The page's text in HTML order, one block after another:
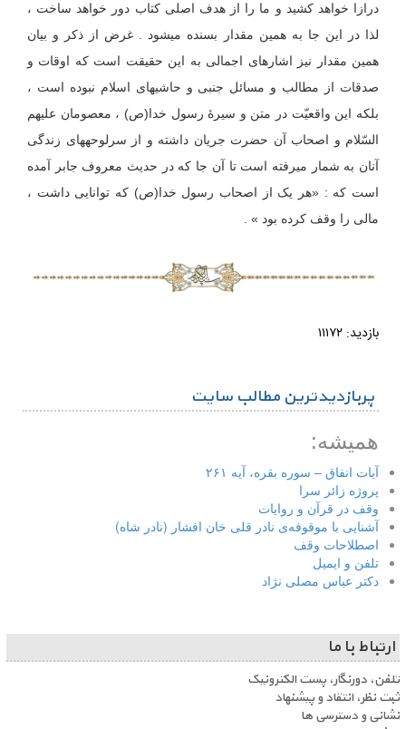
درازا خواهد کشید و ما را از هدف اصلی کتاب دور خواهد ساخت ،
لذا در این جا به همین مقدار بسنده می‏شود . غرض از ذکر و بیان
همین مقدار نیز اشاره‏ای اجمالی به این حقیقت است که اوقات و
صدقات از مطالب و مسائل جنبی و حاشیه‏ای اسلام نبوده است ،
بلکه این واقعیّت در متن و سیرۀ رسول خدا(ص) ، معصومان علیهم
السّلام و اصحاب آن حضرت جریان داشته و از سرلوحه‏های زندگی
آنان به شمار می‏رفته است تا آن جا که در حدیث معروف جابر آمده
است که : «هر یک از اصحاب رسول خدا(ص) که توانایی داشت ،
مالی را وقف کرده بود » .
بازدید: ۱۱۱۷۲
پربازدیدترین مطالب سایت
همیشه:
آیات انفاق – سوره بقره، آیه ۲۶۱
پروژه زائر سرا
وقف در قرآن و روایات
آشنایی با موقوفه‌ی نادر قلی خان افشار (نادر شاه)
اصطلاحات وقف
تلفن و ایمیل
دکتر عباس مصلی نژاد
ارتباط با ما
تلفن، دورنگار، پست الکترونیک
ثبت نظر، انتقاد و پیشنهاد
نشانی و دسترسی ها